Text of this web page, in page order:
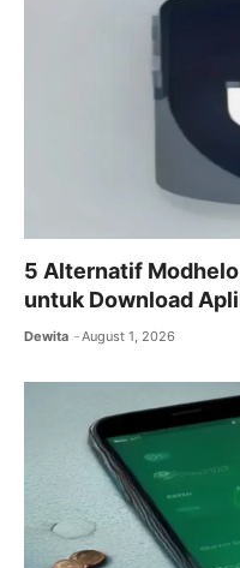
5 Alternatif
untuk Download
Dewita August 1, 2026